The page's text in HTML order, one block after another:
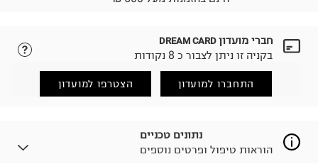
לבחירת בשיטת המשלוח המתאימה לכם,
הזמנתם והתחרטתם?
(במקום ב-19.9 ₪) לזמן מוגבל! חינם בהזמנות מעל 500 ₪.
למידע נא ללחוץ כאן
.
לפני החזרת החבילה, חשוב להדביק את מדבקת הגוביינא על
חברי מועדון DREAM CARD
בקניה זו ניתן לצבור כ 8 נקודות
התחברו למועדון הצטרפו למועדון
נתונים טכניים
הוראות טיפול ופרטים נוספים